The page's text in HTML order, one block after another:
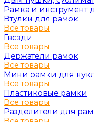
Рамка и
Втулки для рамок
Все товары
Гвозди
Все товары
Держатели рамок
Все товары
Мини рамки для
Все товары
Пластиковые рамки
Все товары
Разделители для